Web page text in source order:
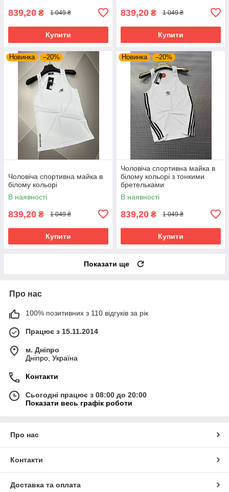
839,20 ₴ 1 049 ₴
Купити
839,20 ₴ 1 049 ₴
Купити
Новинка –20%
Чоловіча спортивна майка в
білому кольорі
В наявності
839,20 ₴ 1 049 ₴
Купити
Новинка –20%
Чоловіча спортивна майка в
білому кольорі з тонкими
бретельками
В наявності
839,20 ₴ 1 049 ₴
Купити
Показати ще
Про нас
100% позитивних з 110 відгуків за рік
Працює з 15.11.2014
м. Дніпро
Дніпро, Україна
Контакти
Сьогодні працює з 08:00 до 20:00
Показати весь графік роботи
Про нас
Контакти
Доставка та оплата